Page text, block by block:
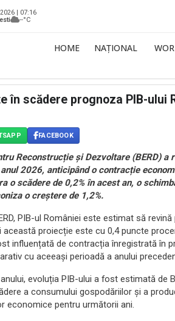
| 07:16
--°C
HOME NAȚIONAL
în scădere prognoza PIB-ului
FACEBOOK
Reconstrucție și Dezvoltare (BERD)
2026, anticipând o contracție
o scădere de 0,2% în acest an, o
o creștere de 1,2%.
PIB-ul României este estimat să
această proiecție este cu 0,4 puncte
influențată de contracția înregistrată în
cu aceeași perioadă a anului
evoluția PIB-ului a fost estimată de
a consumului gospodăriilor și a
economice pentru următorii ani.